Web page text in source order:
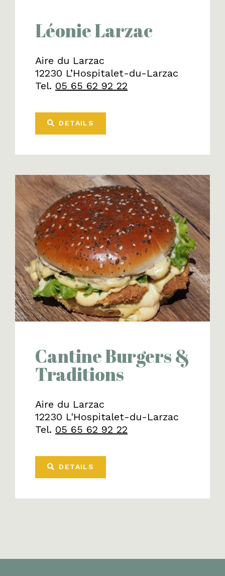
Léonie Larzac
Aire du Larzac
12230 L’Hospitalet-du-Larzac
Tel. 05 65 62 92 22
DETAILS
Cantine Burgers &
Traditions
Aire du Larzac
12230 L'Hospitalet-du-Larzac
Tel. 05 65 62 92 22
DETAILS